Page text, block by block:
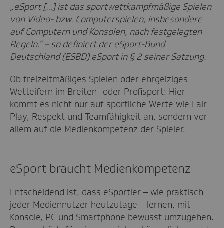
„eSport […] ist das sportwettkampfmäßige Spielen
von Video- bzw. Computerspielen, insbesondere
auf Computern und Konsolen, nach festgelegten
Regeln.“ – so definiert der eSport-Bund
Deutschland (ESBD) eSport in § 2 seiner Satzung.
Ob freizeitmäßiges Spielen oder ehrgeiziges
Wetteifern im Breiten- oder Profisport: Hier
kommt es nicht nur auf sportliche Werte wie Fair
Play, Respekt und Teamfähigkeit an, sondern vor
allem auf die Medienkompetenz der Spieler.
eSport braucht Medienkompetenz
Entscheidend ist, dass eSportler – wie praktisch
jeder Mediennutzer heutzutage – lernen, mit
Konsole, PC und Smartphone bewusst umzugehen.